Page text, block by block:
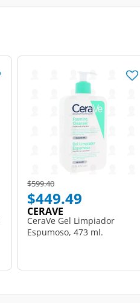
Price reduced from
$599.40to
$449.49
CERAVE
CeraVe Gel Limpiador
Espumoso, 473 ml.